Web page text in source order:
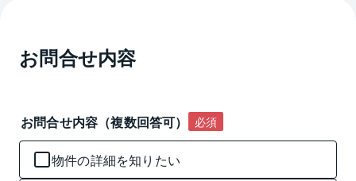
お問合せ内容
お問合せ内容（複数回答可） 必須
物件の詳細を知りたい